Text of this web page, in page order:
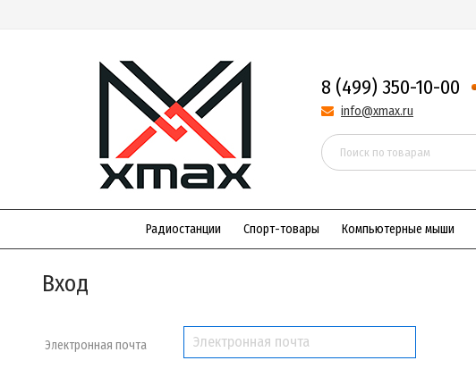
8 (499) 350-10-00
info@xmax.ru
Радиостанции Спорт-товары Компьютерные мыши
Вход
Электронная почта